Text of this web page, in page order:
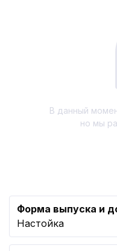
В данный
но мы
Форма выпуска и
Настойка